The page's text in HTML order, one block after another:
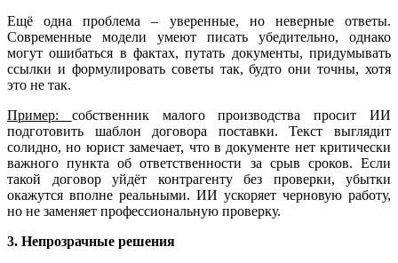
Ещё одна проблема – уверенные, но неверные ответы.
Современные модели умеют писать убедительно, однако
могут ошибаться в фактах, путать документы, придумывать
ссылки и формулировать советы так, будто они точны, хотя
это не так.
Пример: собственник малого производства просит ИИ
подготовить шаблон договора поставки. Текст выглядит
солидно, но юрист замечает, что в документе нет критически
важного пункта об ответственности за срыв сроков. Если
такой договор уйдёт контрагенту без проверки, убытки
окажутся вполне реальными. ИИ ускоряет черновую работу,
но не заменяет профессиональную проверку.
3. Непрозрачные решения